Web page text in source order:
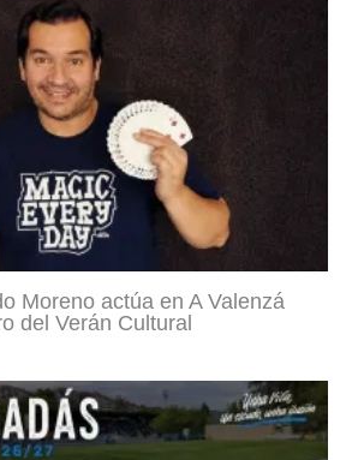
Moreno actúa en A Valenzá
del Verán Cultural